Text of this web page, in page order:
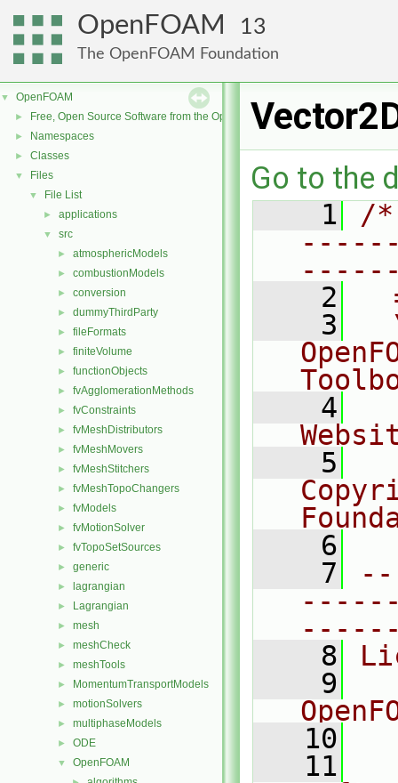
OpenFOAM 13
The OpenFOAM Foundation
▼ OpenFOAM
► Free, Open Source Software from the OpenFOAM Foundation
► Namespaces
► Classes
▼ Files
▼ File List
► applications
▼ src
► atmosphericModels
► combustionModels
► conversion
► dummyThirdParty
► fileFormats
► finiteVolume
► functionObjects
► fvAgglomerationMethods
► fvConstraints
► fvMeshDistributors
► fvMeshMovers
► fvMeshStitchers
► fvMeshTopoChangers
► fvModels
► fvMotionSolver
► fvTopoSetSources
► generic
► lagrangian
► Lagrangian
► mesh
► meshCheck
► meshTools
► MomentumTransportModels
► motionSolvers
► multiphaseModels
► ODE
▼ OpenFOAM
Go to the
    1
/
    2
    3
    4
    5
    6
    7
    8
    9
   10
   11